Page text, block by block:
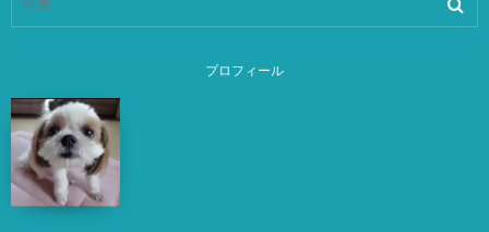
プロフィール